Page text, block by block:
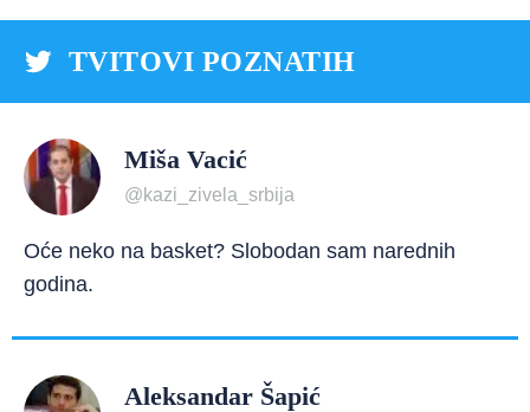
TVITOVI POZNATIH
Miša Vacić
@kazi_zivela_srbija
Oće neko na basket? Slobodan sam narednih
godina.
Aleksandar Šapić